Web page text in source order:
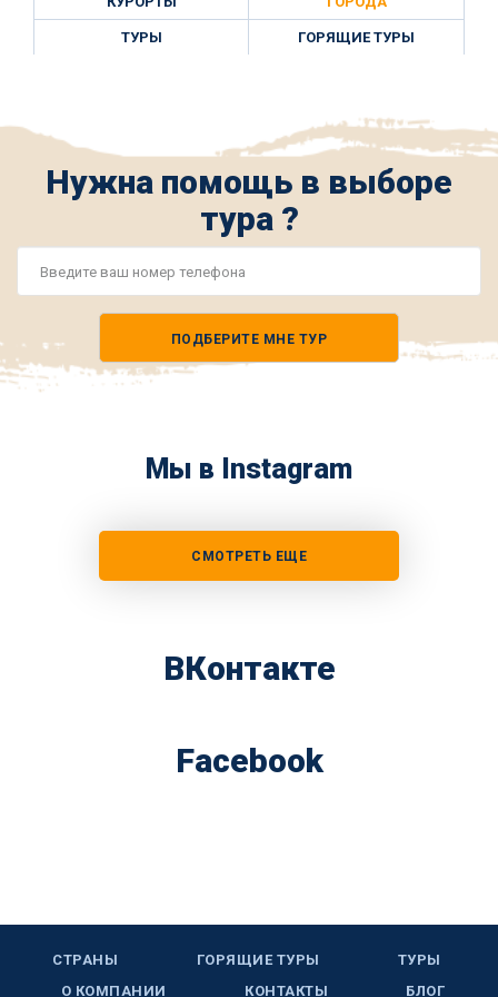
ТУРЫ ГОРЯЩИЕ ТУРЫ
Нужна помощь в выборе
тура ?
ПОДБЕРИТЕ МНЕ ТУР
Мы в Instagram
СМОТРЕТЬ ЕЩЕ
ВКонтакте
Facebook
СТРАНЫ ГОРЯЩИЕ ТУРЫ
ТУРЫ
О КОМПАНИИ
КОНТАКТЫ БЛОГ